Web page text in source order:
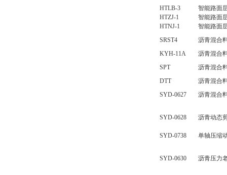
HTLB-3
智能路面
HTZJ-1
智能路面
HTNJ-1
智能路面
SRST4
沥青混合
KYH-11A
沥青混合
SPT
沥青混合
DTT
沥青混合
SYD-0627
沥青混合
SYD-0628 沥青动态
SYD-0738 单轴压缩
SYD-0630 沥青压力